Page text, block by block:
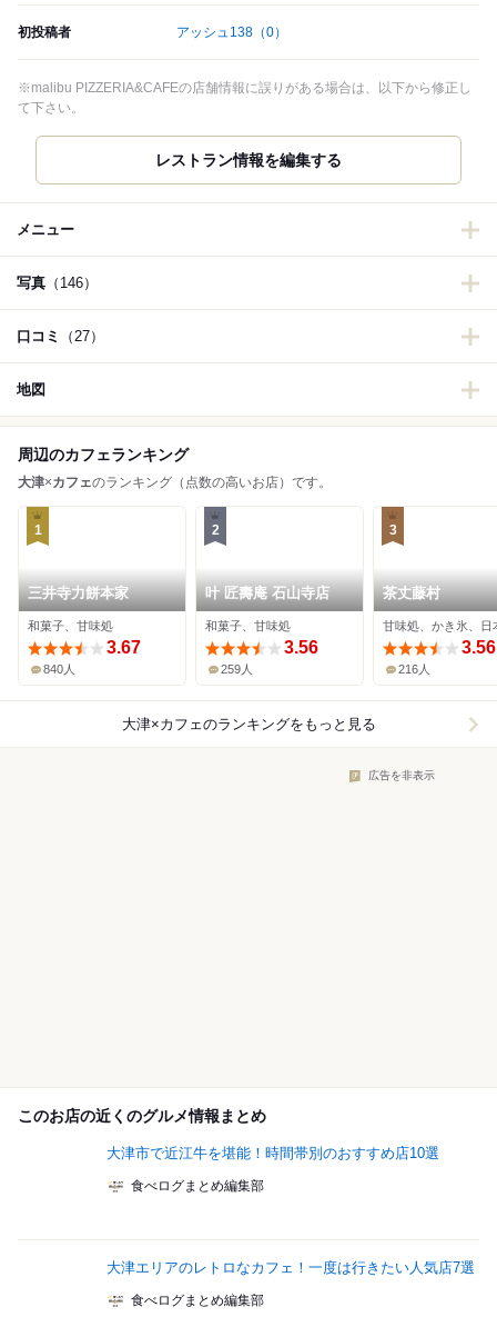
初投稿者 アッシュ138 （0）
※malibu PIZZERIA&CAFEの店舗情報に誤りがある場合は、以下から修正し
て下さい。
レストラン情報を編集する
メニュー
写真 （146）
口コミ （27）
地図
周辺のカフェランキング
大津×カフェのランキング（点数の高いお店）です。
1
三井寺力餅本家
和菓子、甘味処
3.67
840人
2
叶 匠壽庵 石山寺店
和菓子、甘味処
3.56
259人
3
茶丈藤村
甘味処、かき氷、日
3.56
216人
大津×カフェのランキングをもっと見る
広告を非表示
このお店の近くのグルメ情報まとめ
大津市で近江牛を堪能！時間帯別のおすすめ店10選
食べログまとめ編集部
大津エリアのレトロなカフェ！一度は行きたい人気店7選
食べログまとめ編集部